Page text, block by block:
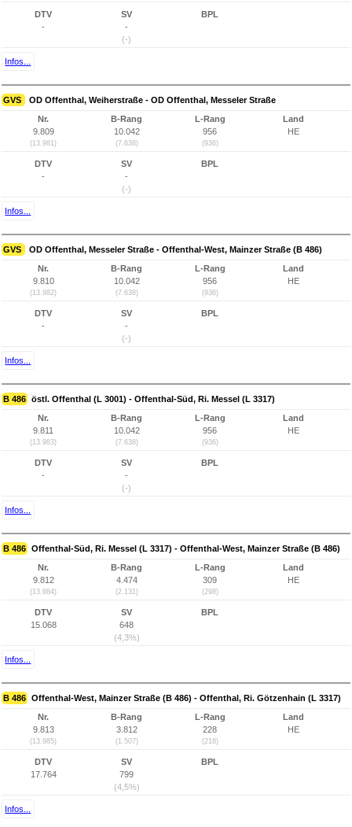
DTV
-
SV
-
(-)
BPL
Infos...
GVS OD Offenthal, Weiherstraße - OD Offenthal, Messeler Straße
Nr.
9.809
(13.981)
B-Rang
10.042
(7.638)
L-Rang
956
(936)
Land
HE
DTV
-
SV
-
(-)
BPL
Infos...
GVS OD Offenthal, Messeler Straße - Offenthal-West, Mainzer Straße (B 486)
Nr.
9.810
(13.982)
B-Rang
10.042
(7.638)
L-Rang
956
(936)
Land
HE
DTV
-
SV
-
(-)
BPL
Infos...
B 486 östl. Offenthal (L 3001) - Offenthal-Süd, Ri. Messel (L 3317)
Nr.
9.811
(13.983)
B-Rang
10.042
(7.638)
L-Rang
956
(936)
Land
HE
DTV
-
SV
-
(-)
BPL
Infos...
B 486 Offenthal-Süd, Ri. Messel (L 3317) - Offenthal-West, Mainzer Straße (B 486)
Nr.
9.812
(13.984)
B-Rang
4.474
(2.131)
L-Rang
309
(298)
Land
HE
DTV
15.068
SV
648
(4,3%)
BPL
Infos...
B 486 Offenthal-West, Mainzer Straße (B 486) - Offenthal, Ri. Götzenhain (L 3317)
Nr.
9.813
(13.985)
B-Rang
3.812
(1.507)
L-Rang
228
(218)
Land
HE
DTV
17.764
SV
799
(4,5%)
BPL
Infos...